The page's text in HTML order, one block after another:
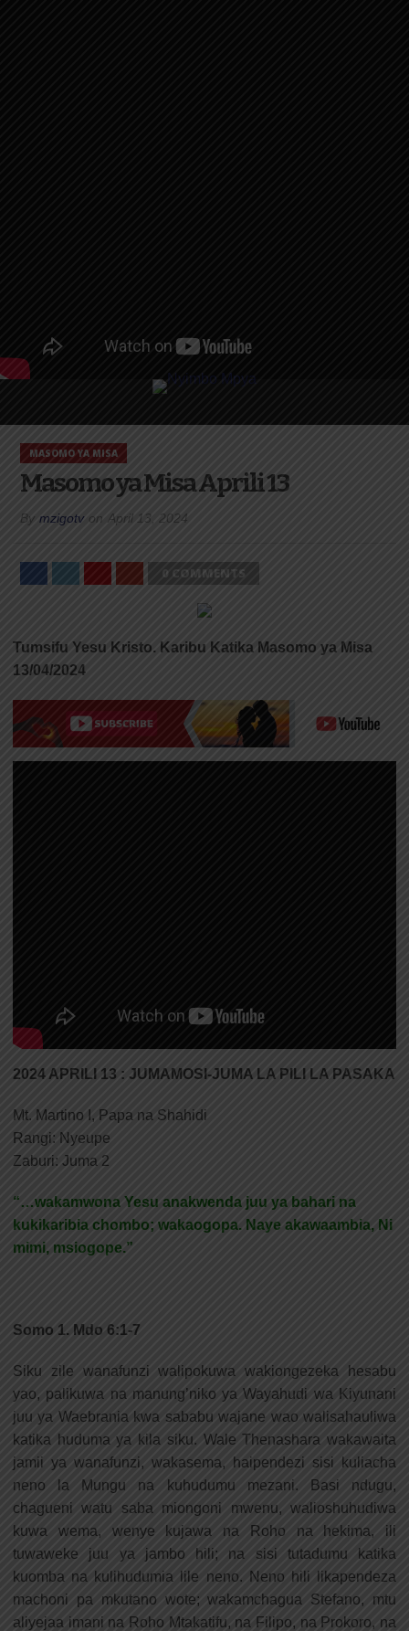
MASOMO YA MISA
Masomo ya Misa Aprili 13
By mzigotv on April 13, 2024
0 COMMENTS
Tumsifu Yesu Kristo. Karibu Katika Masomo ya Misa
13/04/2024
2024 APRILI 13 : JUMAMOSI-JUMA LA PILI LA PASAKA
Mt. Martino I, Papa na Shahidi
Rangi: Nyeupe
Zaburi: Juma 2
“…wakamwona Yesu anakwenda juu ya bahari na
kukikaribia chombo; wakaogopa. Naye akawaambia, Ni
mimi, msiogope.”
Somo 1. Mdo 6:1-7
Siku zile wanafunzi walipokuwa wakiongezeka hesabu
yao, palikuwa na manung’niko ya Wayahudi wa Kiyunani
juu ya Waebrania kwa sababu wajane wao walisahauliwa
katika huduma ya kila siku. Wale Thenashara wakawaita
jamii ya wanafunzi, wakasema, haipendezi sisi kuliacha
neno la Mungu na kuhudumu mezani. Basi ndugu,
chagueni watu saba miongoni mwenu, walioshuhudiwa
kuwa wema, wenye kujawa na Roho na hekima, ili
tuwaweke juu ya jambo hili; na sisi tutadumu katika
kuomba na kulihudumia lile neno. Neno hili likapendeza
machoni pa mkutano wote; wakamchagua Stefano, mtu
aliyejaa imani na Roho Mtakatifu, na Filipo, na Prokoro, na